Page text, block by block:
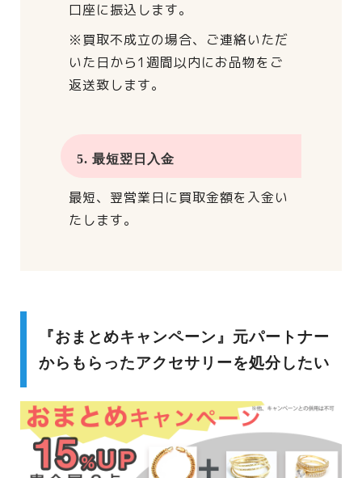
口座に振込します。
※買取不成立の場合、 ご連絡いただ
いた日から1週間以内にお品物をご
返送致します。
5. 最短翌日入金
最短、翌営業日に買取金額を入金い
たします。
『おまとめキャンペーン』元パートナー
からもらったアクセサリーを処分したい